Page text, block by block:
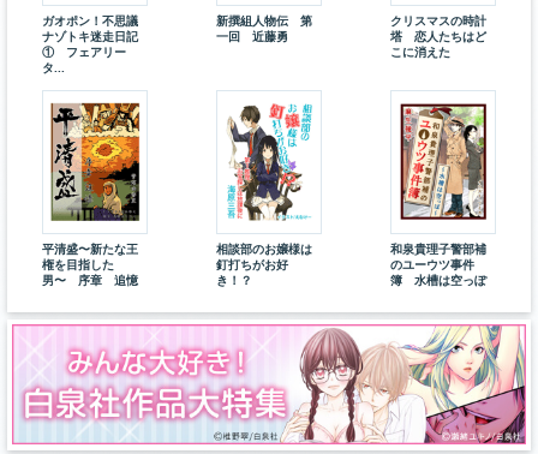
ガオポン！不思議
ナゾトキ迷走日記
① フェアリー
タ...
新撰組人物伝 第
一回 近藤勇
クリスマスの時計
塔 恋人たちはど
こに消えた
平清盛〜新たな王
権を目指した
男〜 序章 追憶
相談部のお嬢様は
釘打ちがお好
き！？
和泉貴理子警部補
のユーウツ事件
簿 水槽は空っぽ